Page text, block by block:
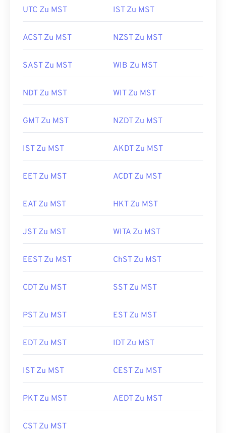
UTC Zu MST IST Zu MST
ACST Zu MST NZST Zu MST
SAST Zu MST WIB Zu MST
NDT Zu MST WIT Zu MST
GMT Zu MST NZDT Zu MST
IST Zu MST AKDT Zu MST
EET Zu MST ACDT Zu MST
EAT Zu MST HKT Zu MST
JST Zu MST WITA Zu MST
EEST Zu MST ChST Zu MST
CDT Zu MST SST Zu MST
PST Zu MST EST Zu MST
EDT Zu MST IDT Zu MST
IST Zu MST CEST Zu MST
PKT Zu MST AEDT Zu MST
CST Zu MST